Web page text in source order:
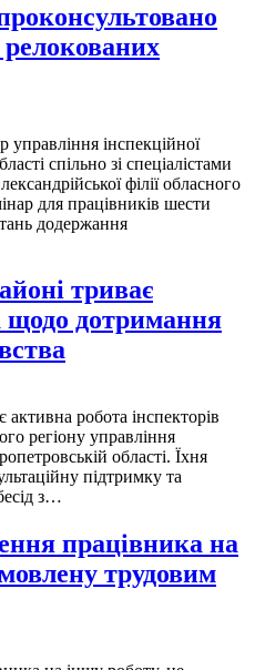
інспекційної
спільно зі спеціалістами
філії обласного
для працівників шести
додержання
триває
щодо дотримання
робота інспекторів
регіону управління
області. Їхня
підтримку та
з…
працівника на
трудовим